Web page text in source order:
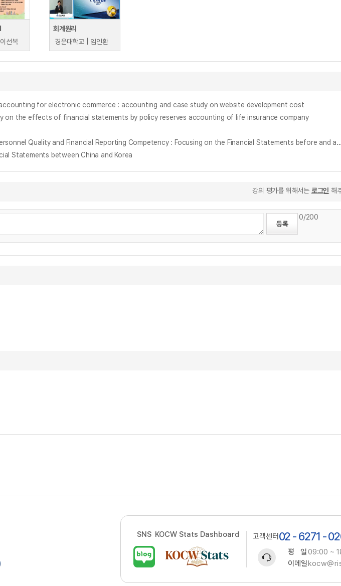
선복
회계원리
경운대학교 | 임인환
the accounting for electronic commerce : accounting and case study on website development cost
on the effects of financial statements by policy reserves accounting of life insurance company
사내 회계 인력의 특성이 재무제표 작성능력에 미치는 영향 : 감사 전·후 재무제표를 중심으로 = Accounting Personnel Quality
Statements between China and Korea
강의 평가를 위해서는 로그인 해
0/200
SNS KOCW Stats Dashboard 고객센터 02 - 6271 -
평 일09:00 ~
이메일